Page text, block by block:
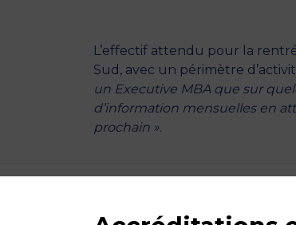
L’effectif attendu pour la
Sud, avec un périmètre
un Executive MBA que sur
d’information mensuelles en
prochain ».